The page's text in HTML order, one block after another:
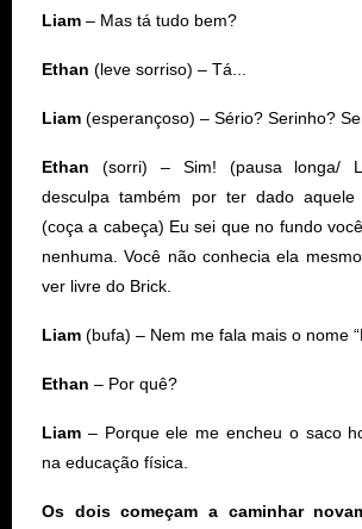
Liam – Mas tá tudo bem?
Ethan (leve sorriso) – Tá...
Liam (esperançoso) – Sério? Serinho?
Ethan (sorri) – Sim! (pausa longa/
desculpa também por ter dado aquele
(coça a cabeça) Eu sei que no fundo
nenhuma. Você não conhecia ela
ver livre do Brick.
Liam (bufa) – Nem me fala mais o nome
Ethan – Por quê?
Liam – Porque ele me encheu o saco
na educação física.
Os dois começam a caminhar